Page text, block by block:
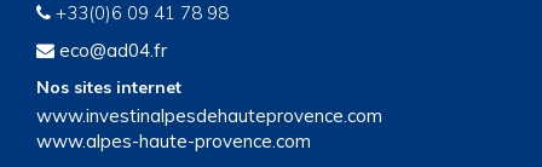
+33(0)6 09 41 78 98
eco@ad04.fr
Nos sites internet
www.investinalpesdehauteprovence.com
www.alpes-haute-provence.com